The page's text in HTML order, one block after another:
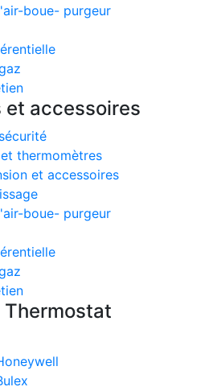
boue- purgeur
accessoires
thermomètres
et accessoires
boue- purgeur
Thermostat